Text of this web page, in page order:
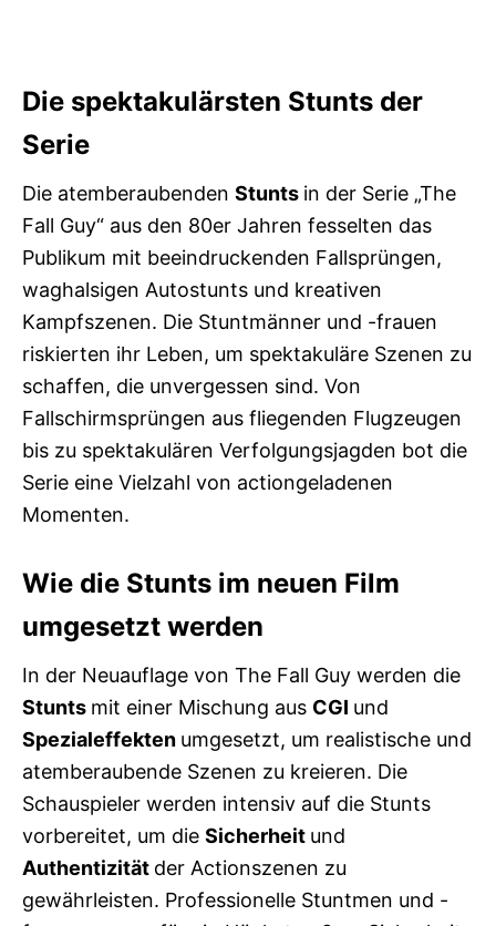
Die spektakulärsten Stunts der
Serie
Die atemberaubenden Stunts in der Serie „The
Fall Guy“ aus den 80er Jahren fesselten das
Publikum mit beeindruckenden Fallsprüngen,
waghalsigen Autostunts und kreativen
Kampfszenen. Die Stuntmänner und -frauen
riskierten ihr Leben, um spektakuläre Szenen zu
schaffen, die unvergessen sind. Von
Fallschirmsprüngen aus fliegenden Flugzeugen
bis zu spektakulären Verfolgungsjagden bot die
Serie eine Vielzahl von actiongeladenen
Momenten.
Wie die Stunts im neuen Film
umgesetzt werden
In der Neuauflage von The Fall Guy werden die
Stunts mit einer Mischung aus CGI und
Spezialeffekten umgesetzt, um realistische und
atemberaubende Szenen zu kreieren. Die
Schauspieler werden intensiv auf die Stunts
vorbereitet, um die Sicherheit und
Authentizität der Actionszenen zu
gewährleisten. Professionelle Stuntmen und -